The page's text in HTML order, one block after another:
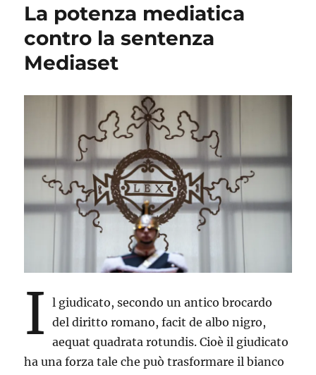
ATTO
MA
UN
CRIMINE
La potenza mediatica
contro la sentenza
Mediaset
I
l giudicato, secondo un antico brocardo
del diritto romano, facit de albo nigro,
aequat quadrata rotundis. Cioè il giudicato
ha una forza tale che può trasformare il bianco